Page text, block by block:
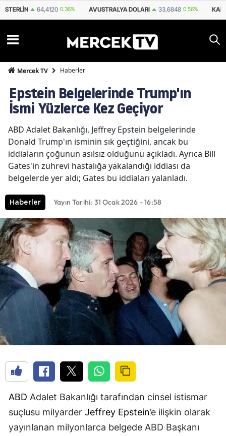
AVUSTRALYA DOLARI 33,6848 0.56% KANADA DOLARI 34,2318 0.77%
Mercek TV Haberler
Epstein Belgelerinde Trump'ın
İsmi Yüzlerce Kez Geçiyor
ABD Adalet Bakanlığı, Jeffrey Epstein belgelerinde
Donald Trump'ın isminin sık geçtiğini, ancak bu
iddiaların çoğunun asılsız olduğunu açıkladı. Ayrıca Bill
Gates'in zührevi hastalığa yakalandığı iddiası da
belgelerde yer aldı; Gates bu iddiaları yalanladı.
Haberler Yayın Tarihi: 31 Ocak 2026 - 16:58
ABD Adalet Bakanlığı tarafından cinsel istismar
suçlusu milyarder Jeffrey Epstein’e ilişkin olarak
yayınlanan milyonlarca belgede ABD Başkanı